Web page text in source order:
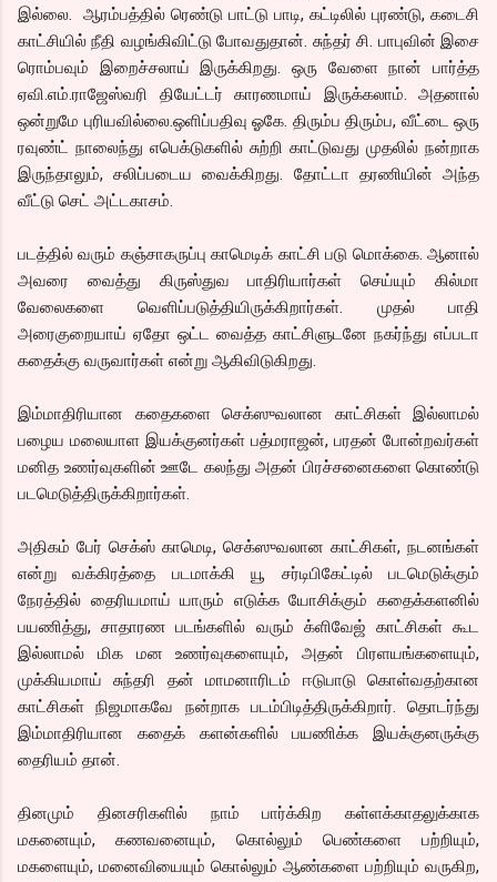
இல்லை. ஆரம்பத்தில் ரெண்டு பாட்டு பாடி, கட்டிலில் புரண்டு, கடைசி
காட்சியில் நீதி வழங்கிவிட்டு போவதுதான். சுந்தர் சி. பாபுவின் இசை
ரொம்பவும் இறைச்சலாய் இருக்கிறது. ஒரு வேளை நான் பார்த்த
ஏவி.எம்.ராஜேஸ்வரி தியேட்டர் காரணமாய் இருக்கலாம். அதனால்
ஒன்றுமே புரியவில்லை.ஒளிப்பதிவு ஓகே. திரும்ப திரும்ப, வீட்டை ஒரு
ரவுண்ட் நாலைந்து எபெக்டுகளில் சுற்றி காட்டுவது முதலில் நன்றாக
இருந்தாலும், சலிப்படைய வைக்கிறது. தோட்டா தரணியின் அந்த
வீட்டு செட் அட்டகாசம்.
படத்தில் வரும் கஞ்சாகருப்பு காமெடிக் காட்சி படு மொக்கை. ஆனால்
அவரை வைத்து கிருஸ்துவ பாதிரியார்கள் செய்யும் கில்மா
வேலைகளை வெளிப்படுத்தியிருக்கிறார்கள். முதல் பாதி
அரைகுறையாய் ஏதோ ஒட்ட வைத்த காட்சிளுடனே நகர்ந்து எப்படா
கதைக்கு வருவார்கள் என்று ஆகிவிடுகிறது.
இம்மாதிரியான கதைகளை செக்ஸுவலான காட்சிகள் இல்லாமல்
பழைய மலையாள இயக்குனர்கள் பத்மராஜன், பரதன் போன்றவர்கள்
மனித உணர்வுகளின் ஊடே கலந்து அதன் பிரச்சனைகளை கொண்டு
படமெடுத்திருக்கிறார்கள்.
அதிகம் பேர் செக்ஸ் காமெடி, செக்ஸுவலான காட்சிகள், நடனங்கள்
என்று வக்கிரத்தை படமாக்கி யூ சர்டிபிகேட்டில் படமெடுக்கும்
நேரத்தில் தைரியமாய் யாரும் எடுக்க யோசிக்கும் கதைக்களனில்
பயணித்து, சாதாரண படங்களில் வரும் க்ளிவேஜ் காட்சிகள் கூட
இல்லாமல் மிக மன உணர்வுகளையும், அதன் பிரளயங்களையும்,
முக்கியமாய் சுந்தரி தன் மாமனாரிடம் ஈடுபாடு கொள்வதற்கான
காட்சிகள் நிஜமாகவே நன்றாக படம்பிடித்திருக்கிறார். தொடர்ந்து
இம்மாதிரியான கதைக் களன்களில் பயணிக்க இயக்குனருக்கு
தைரியம் தான்.
தினமும் தினசரிகளில் நாம் பார்க்கிற கள்ளக்காதலுக்காக
மகனையும், கணவனையும், கொல்லும் பெண்களை பற்றியும்,
மகளையும், மனைவியையும் கொல்லும் ஆண்களை பற்றியும் வருகிற,